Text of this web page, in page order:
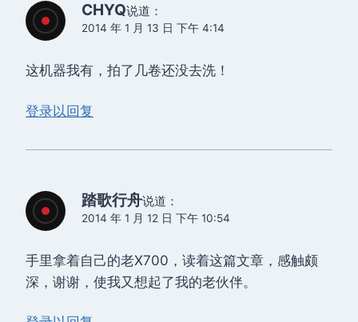
CHYQ说道：
2014 年 1 月 13 日 下午 4:14
这机器我有，拍了几卷还没去洗！
登录以回复
踏歌行舟说道：
2014 年 1 月 12 日 下午 10:54
手里拿着自己的老X700，读着这篇文章，感触颇
深，谢谢，使我又想起了我的老伙伴。